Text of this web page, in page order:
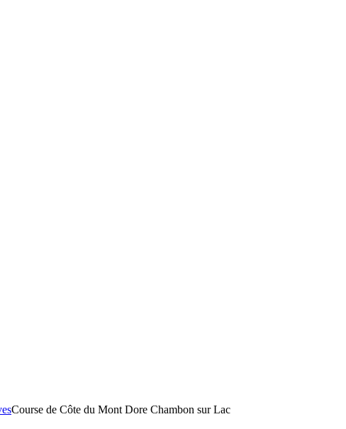
Course de Côte du Mont Dore Chambon sur Lac